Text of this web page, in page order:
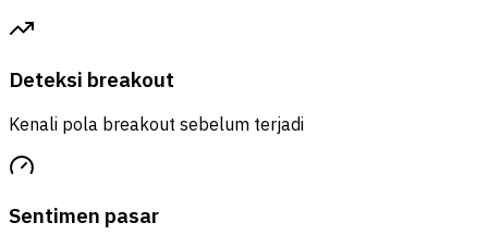
Deteksi breakout
Kenali pola breakout sebelum terjadi
Sentimen pasar